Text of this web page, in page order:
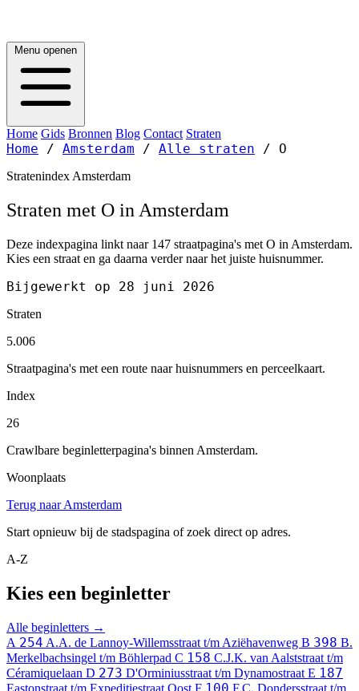
Menu openen
Home Gids Bronnen Blog Contact Straten
Home / Amsterdam / Alle straten / O
Stratenindex Amsterdam
Straten met O in Amsterdam
Deze indexpagina linkt naar 147 straatpagina's met O in Amsterdam.
Kies een straat en ga daarna verder naar het juiste huisnummer.
Bijgewerkt op 28 juni 2026
Straten
5.006
Straatpagina's met een route naar huisnummers en perceelkaart.
Index
26
Crawlbare beginletterpagina's binnen Amsterdam.
Woonplaats
Terug naar Amsterdam
Start opnieuw bij de stadspagina of zoek direct op adres.
A-Z
Kies een beginletter
Alle beginletters →
A 254 A.A. de Lannoy-Willemsstraat t/m Aziëhavenweg B 398 B.
Merkelbachsingel t/m Böhlerpad C 158 C.J.K. van Aalststraat t/m
Céramiquelaan D 273 D'Orminiusstraat t/m Dynamostraat E 187
Eastonstraat t/m Expeditiestraat Oost F 100 F.C. Dondersstraat t/m